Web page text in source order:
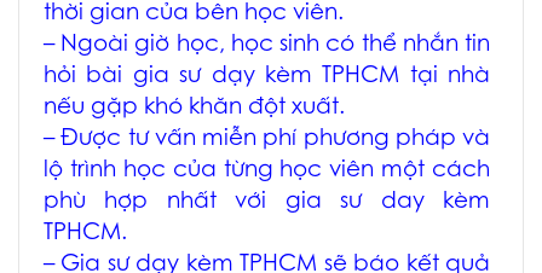
thời gian của bên học viên.
– Ngoài giờ học, học sinh có thể nhắn tin
hỏi bài gia sư dạy kèm TPHCM tại nhà
nếu gặp khó khăn đột xuất.
– Được tư vấn miễn phí phương pháp và
lộ trình học của từng học viên một cách
phù hợp nhất với gia sư day kèm
TPHCM.
– Gia sư dạy kèm TPHCM sẽ báo kết quả